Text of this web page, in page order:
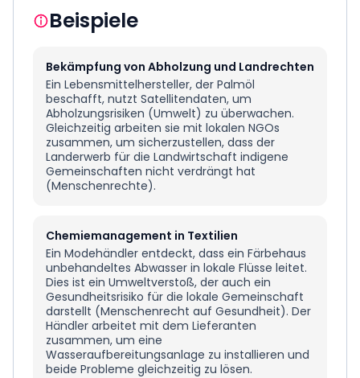
Beispiele
Bekämpfung von Abholzung und Landrechten
Ein Lebensmittelhersteller, der Palmöl
beschafft, nutzt Satellitendaten, um
Abholzungsrisiken (Umwelt) zu überwachen.
Gleichzeitig arbeiten sie mit lokalen NGOs
zusammen, um sicherzustellen, dass der
Landerwerb für die Landwirtschaft indigene
Gemeinschaften nicht verdrängt hat
(Menschenrechte).
Chemiemanagement in Textilien
Ein Modehändler entdeckt, dass ein Färbehaus
unbehandeltes Abwasser in lokale Flüsse leitet.
Dies ist ein Umweltverstoß, der auch ein
Gesundheitsrisiko für die lokale Gemeinschaft
darstellt (Menschenrecht auf Gesundheit). Der
Händler arbeitet mit dem Lieferanten
zusammen, um eine
Wasseraufbereitungsanlage zu installieren und
beide Probleme gleichzeitig zu lösen.